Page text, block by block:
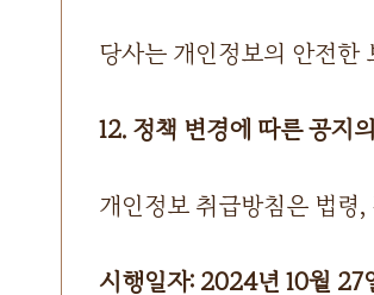
당사는 개인정보의 안전한
12. 정책 변경에 따른 공지
개인정보 취급방침은 법령
시행일자: 2024년 10월 27